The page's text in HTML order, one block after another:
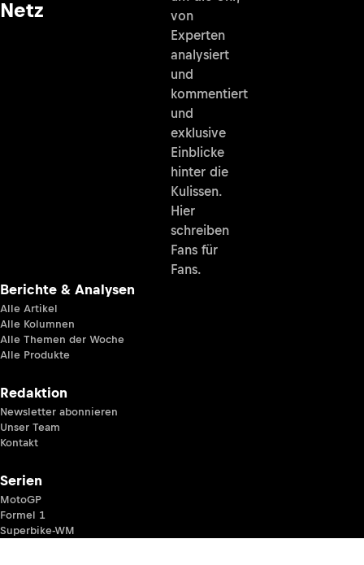
Netz
von
Experten
analysiert
und
kommentiert
und
exklusive
Einblicke
hinter die
Kulissen.
Hier
schreiben
Fans für
Fans.
Berichte & Analysen
Alle Artikel
Alle Kolumnen
Alle Themen der Woche
Alle Produkte
Redaktion
Newsletter abonnieren
Unser Team
Kontakt
Serien
MotoGP
Formel 1
Superbike-WM